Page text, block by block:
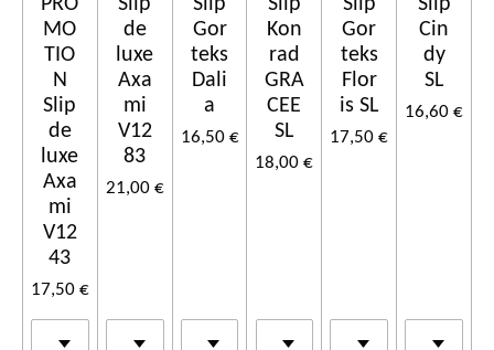
PRO
MO
TIO
N
Slip
de
luxe
Axa
mi
V12
43
17,50 €
Slip
de
luxe
Axa
mi
V12
83
21,00 €
Slip
Gor
teks
Dali
a
16,50 €
Slip
Kon
rad
GRA
CEE
SL
18,00 €
Slip
Gor
teks
Flor
is SL
17,50 €
Slip
Cin
dy
SL
16,60 €